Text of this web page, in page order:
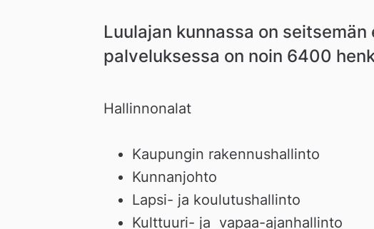
Luulajan kunnassa on seitsemän
palveluksessa on noin 6400
Hallinnonalat
Kaupungin rakennushallinto
Kunnanjohto
Lapsi- ja koulutushallinto
Kulttuuri- ja  vapaa-ajanhallinto